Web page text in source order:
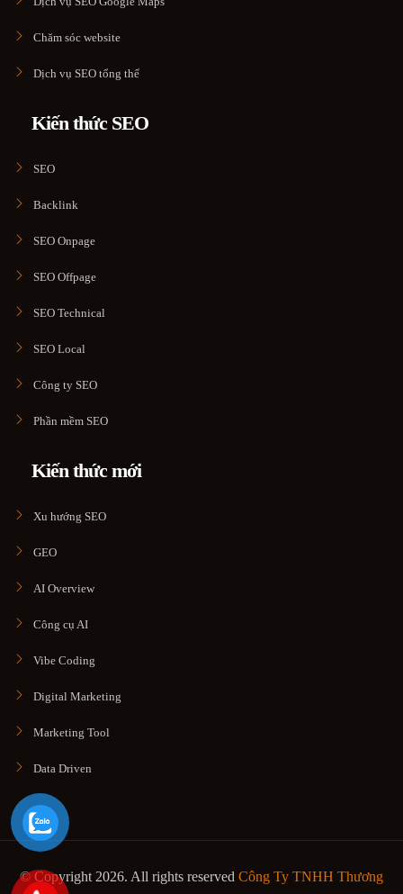
Chăm sóc website
Dịch vụ SEO tổng thể
Kiến thức SEO
SEO
Backlink
SEO Onpage
SEO Offpage
SEO Technical
SEO Local
Công ty SEO
Phần mềm SEO
Kiến thức mới
Xu hướng SEO
GEO
AI Overview
Công cụ AI
Vibe Coding
Digital Marketing
Marketing Tool
Data Driven
© Copyright 2026. All rights reserved Công Ty TNHH Thương